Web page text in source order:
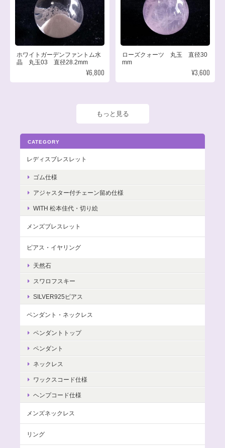
ホワイトガーデンファントム水
晶 丸玉03 直径28.2mm
¥6,800
ローズクォーツ 丸玉 直径30
mm
¥3,600
もっと見る
CATEGORY
レディスブレスレット
ゴム仕様
アジャスター付チェーン留め仕様
WITH 松本佳代・切り絵
メンズブレスレット
ピアス・イヤリング
天然石
スワロフスキー
SILVER925ピアス
ペンダント・ネックレス
ペンダントトップ
ペンダント
ネックレス
ワックスコード仕様
ヘンプコード仕様
メンズネックレス
リング